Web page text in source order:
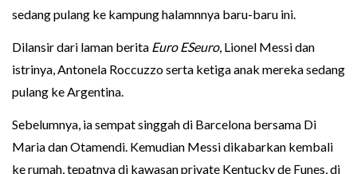
sedang pulang ke kampung halamnnya baru-baru ini.
Dilansir dari laman berita Euro ESeuro, Lionel Messi dan
istrinya, Antonela Roccuzzo serta ketiga anak mereka sedang
pulang ke Argentina.
Sebelumnya, ia sempat singgah di Barcelona bersama Di
Maria dan Otamendi. Kemudian Messi dikabarkan kembali
ke rumah, tepatnya di kawasan private Kentucky de Funes, di